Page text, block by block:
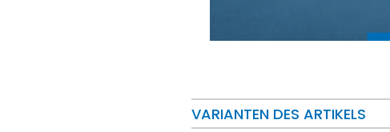
VARIANTEN DES ARTIKELS